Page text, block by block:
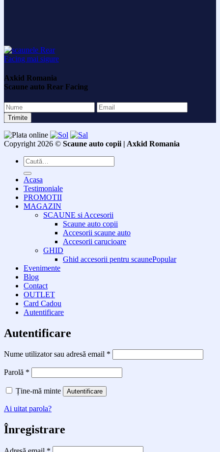
Axkid Romania
Scaune auto Rear Facing
Copyright 2026 © Scaune auto copii | Axkid Romania
Caută
după:
Acasa
Testimoniale
PROMOTII
MAGAZIN
SCAUNE si Accesorii
Scaune auto copii
Accesorii scaune auto
Accesorii carucioare
GHID
Ghid accesorii pentru scaune
Evenimente
Blog
Contact
OUTLET
Card Cadou
Autentificare
Autentificare
Nume utilizator sau adresă email *
Parolă *
Ține-mă minte Autentificare
Ai uitat parola?
Înregistrare